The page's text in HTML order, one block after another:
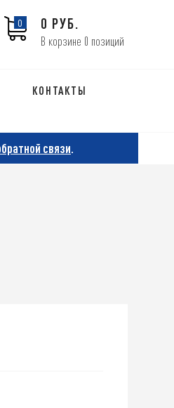
0 0 РУБ.
В корзине 0 позиций
КОНТАКТЫ
связи.